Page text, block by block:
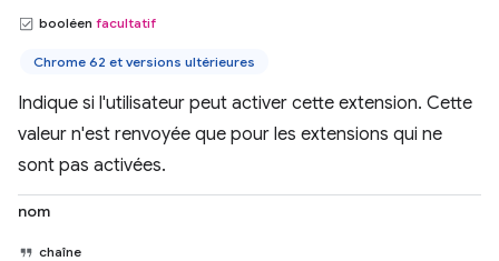
booléen facultatif
Chrome 62 et versions ultérieures
Indique si l'utilisateur peut activer cette extension. Cette
valeur n'est renvoyée que pour les extensions qui ne
sont pas activées.
nom
chaîne